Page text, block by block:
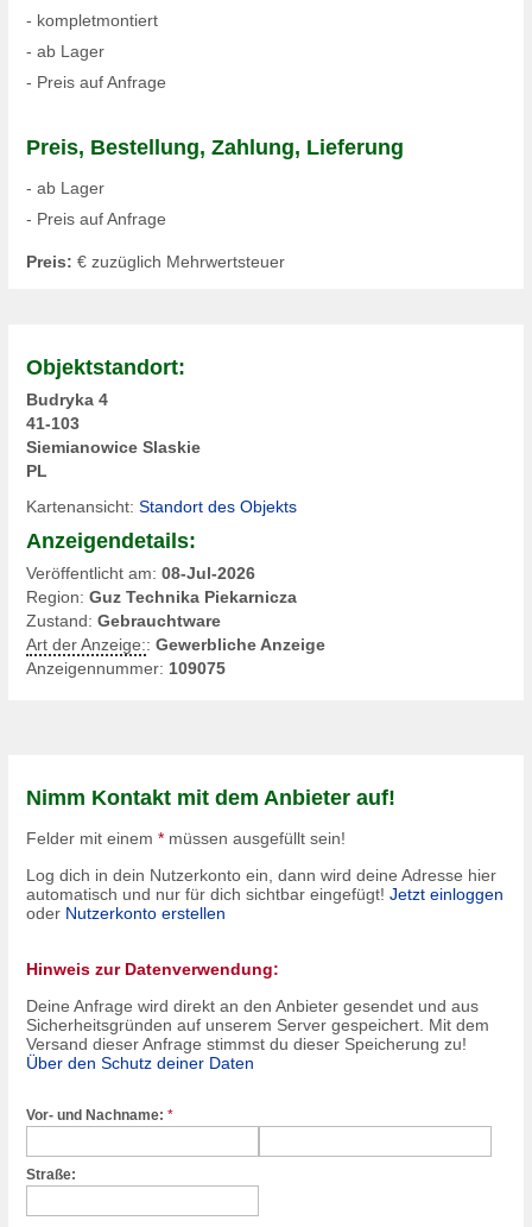
- kompletmontiert
- ab Lager
- Preis auf Anfrage
Preis, Bestellung, Zahlung, Lieferung
- ab Lager
- Preis auf Anfrage
Preis: € zuzüglich Mehrwertsteuer
Objektstandort:
Budryka 4
41-103
Siemianowice Slaskie
PL
Kartenansicht: Standort des Objekts
Anzeigendetails:
Veröffentlicht am: 08-Jul-2026
Region: Guz Technika Piekarnicza
Zustand: Gebrauchtware
Art der Anzeige:: Gewerbliche Anzeige
Anzeigennummer: 109075
Nimm Kontakt mit dem Anbieter auf!
Felder mit einem * müssen ausgefüllt sein!
Log dich in dein Nutzerkonto ein, dann wird deine Adresse hier
automatisch und nur für dich sichtbar eingefügt! Jetzt einloggen
oder Nutzerkonto erstellen
Hinweis zur Datenverwendung:
Deine Anfrage wird direkt an den Anbieter gesendet und aus
Sicherheitsgründen auf unserem Server gespeichert. Mit dem
Versand dieser Anfrage stimmst du dieser Speicherung zu!
Über den Schutz deiner Daten
Vor- und Nachname: *
Straße: